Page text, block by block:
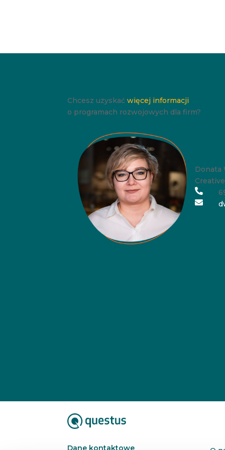
Chcesz uzyskaćwięcej informacji
o programach rozwojowych dla firm?
Donata


Dane kontaktowe